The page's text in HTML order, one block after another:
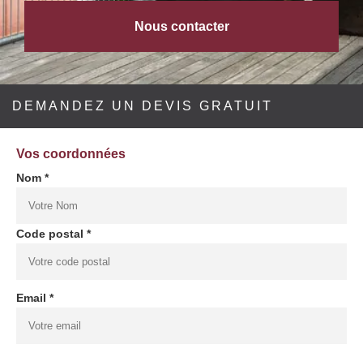
Nous contacter
DEMANDEZ UN DEVIS GRATUIT
Vos coordonnées
Nom *
Code postal *
Email *